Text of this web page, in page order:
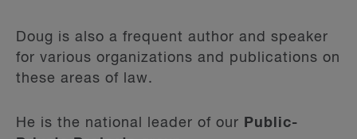
Doug is also a frequent author and speaker
for various organizations and publications on
these areas of law.
He is the national leader of our
Public-